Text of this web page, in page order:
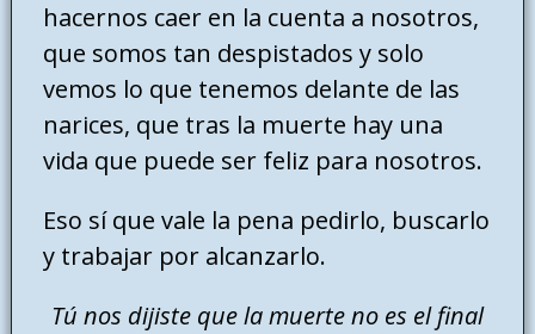
hacernos caer en la cuenta a nosotros,
que somos tan despistados y solo
vemos lo que tenemos delante de las
narices, que tras la muerte hay una
vida que puede ser feliz para nosotros.
Eso sí que vale la pena pedirlo, buscarlo
y trabajar por alcanzarlo.
Tú nos dijiste que la muerte no es el final